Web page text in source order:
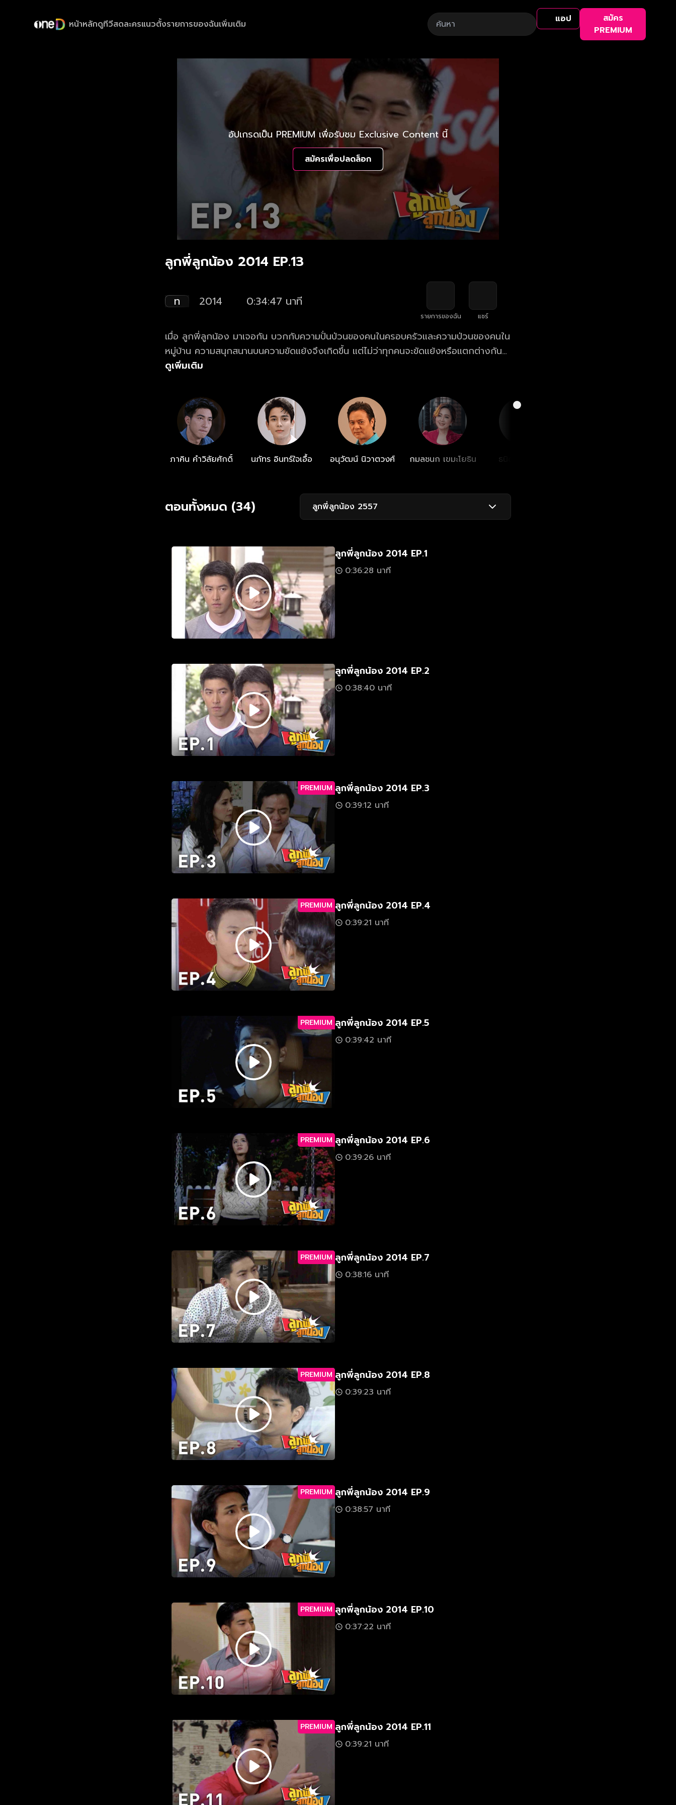
หน้าหลักดูทีวีสดละครแนวตั้งรายการของฉันเพิ่มเติม แอป
สมัคร
PREMIUM
อัปเกรดเป็น PREMIUM เพื่อรับชม Exclusive Content นี้
สมัครเพื่อปลดล็อก
ลูกพี่ลูกน้อง 2014 EP.13
ท 2014 0:34:47 นาที
รายการของฉัน แชร์
เมื่อ ลูกพี่ลูกน้อง มาเจอกัน บวกกับความปั่นป่วนของคนในครอบครัวและความป่วนของคนใน
หมู่บ้าน ความสนุกสนานบนความขัดแย้งจึงเกิดขึ้น แต่ไม่ว่าทุกคนจะขัดแย้งหรือแตกต่างกัน
ยังไง คำว่า "ครอบครัว" ก็จะทำให้ทุกคนรู้ว่า "ต่อให้แตกต่าง เราจะไม่ยอมแตกแยก"
ดูเพิ่มเติม
ภาคิน คำวิลัยศักดิ์ นภัทร อินทร์ใจเอื้อ อนุวัฒน์ นิวาตวงศ์ กมลชนก เขมะโยธิน ธนิดา ธนวัฒน์
ตอนทั้งหมด (34) ลูกพี่ลูกน้อง 2557
ลูกพี่ลูกน้อง 2014 EP.1
0:36:28 นาที
ลูกพี่ลูกน้อง 2014 EP.2
0:38:40 นาที
PREMIUM ลูกพี่ลูกน้อง 2014 EP.3
0:39:12 นาที
PREMIUM ลูกพี่ลูกน้อง 2014 EP.4
0:39:21 นาที
PREMIUM ลูกพี่ลูกน้อง 2014 EP.5
0:39:42 นาที
PREMIUM ลูกพี่ลูกน้อง 2014 EP.6
0:39:26 นาที
PREMIUM ลูกพี่ลูกน้อง 2014 EP.7
0:38:16 นาที
PREMIUM ลูกพี่ลูกน้อง 2014 EP.8
0:39:23 นาที
PREMIUM ลูกพี่ลูกน้อง 2014 EP.9
0:38:57 นาที
PREMIUM ลูกพี่ลูกน้อง 2014 EP.10
0:37:22 นาที
PREMIUM ลูกพี่ลูกน้อง 2014 EP.11
0:39:21 นาที